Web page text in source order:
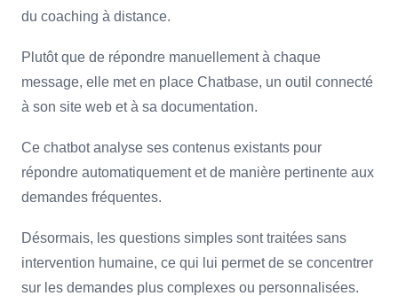
du coaching à distance.
Plutôt que de répondre manuellement à chaque
message, elle met en place Chatbase, un outil connecté
à son site web et à sa documentation.
Ce chatbot analyse ses contenus existants pour
répondre automatiquement et de manière pertinente aux
demandes fréquentes.
Désormais, les questions simples sont traitées sans
intervention humaine, ce qui lui permet de se concentrer
sur les demandes plus complexes ou personnalisées.